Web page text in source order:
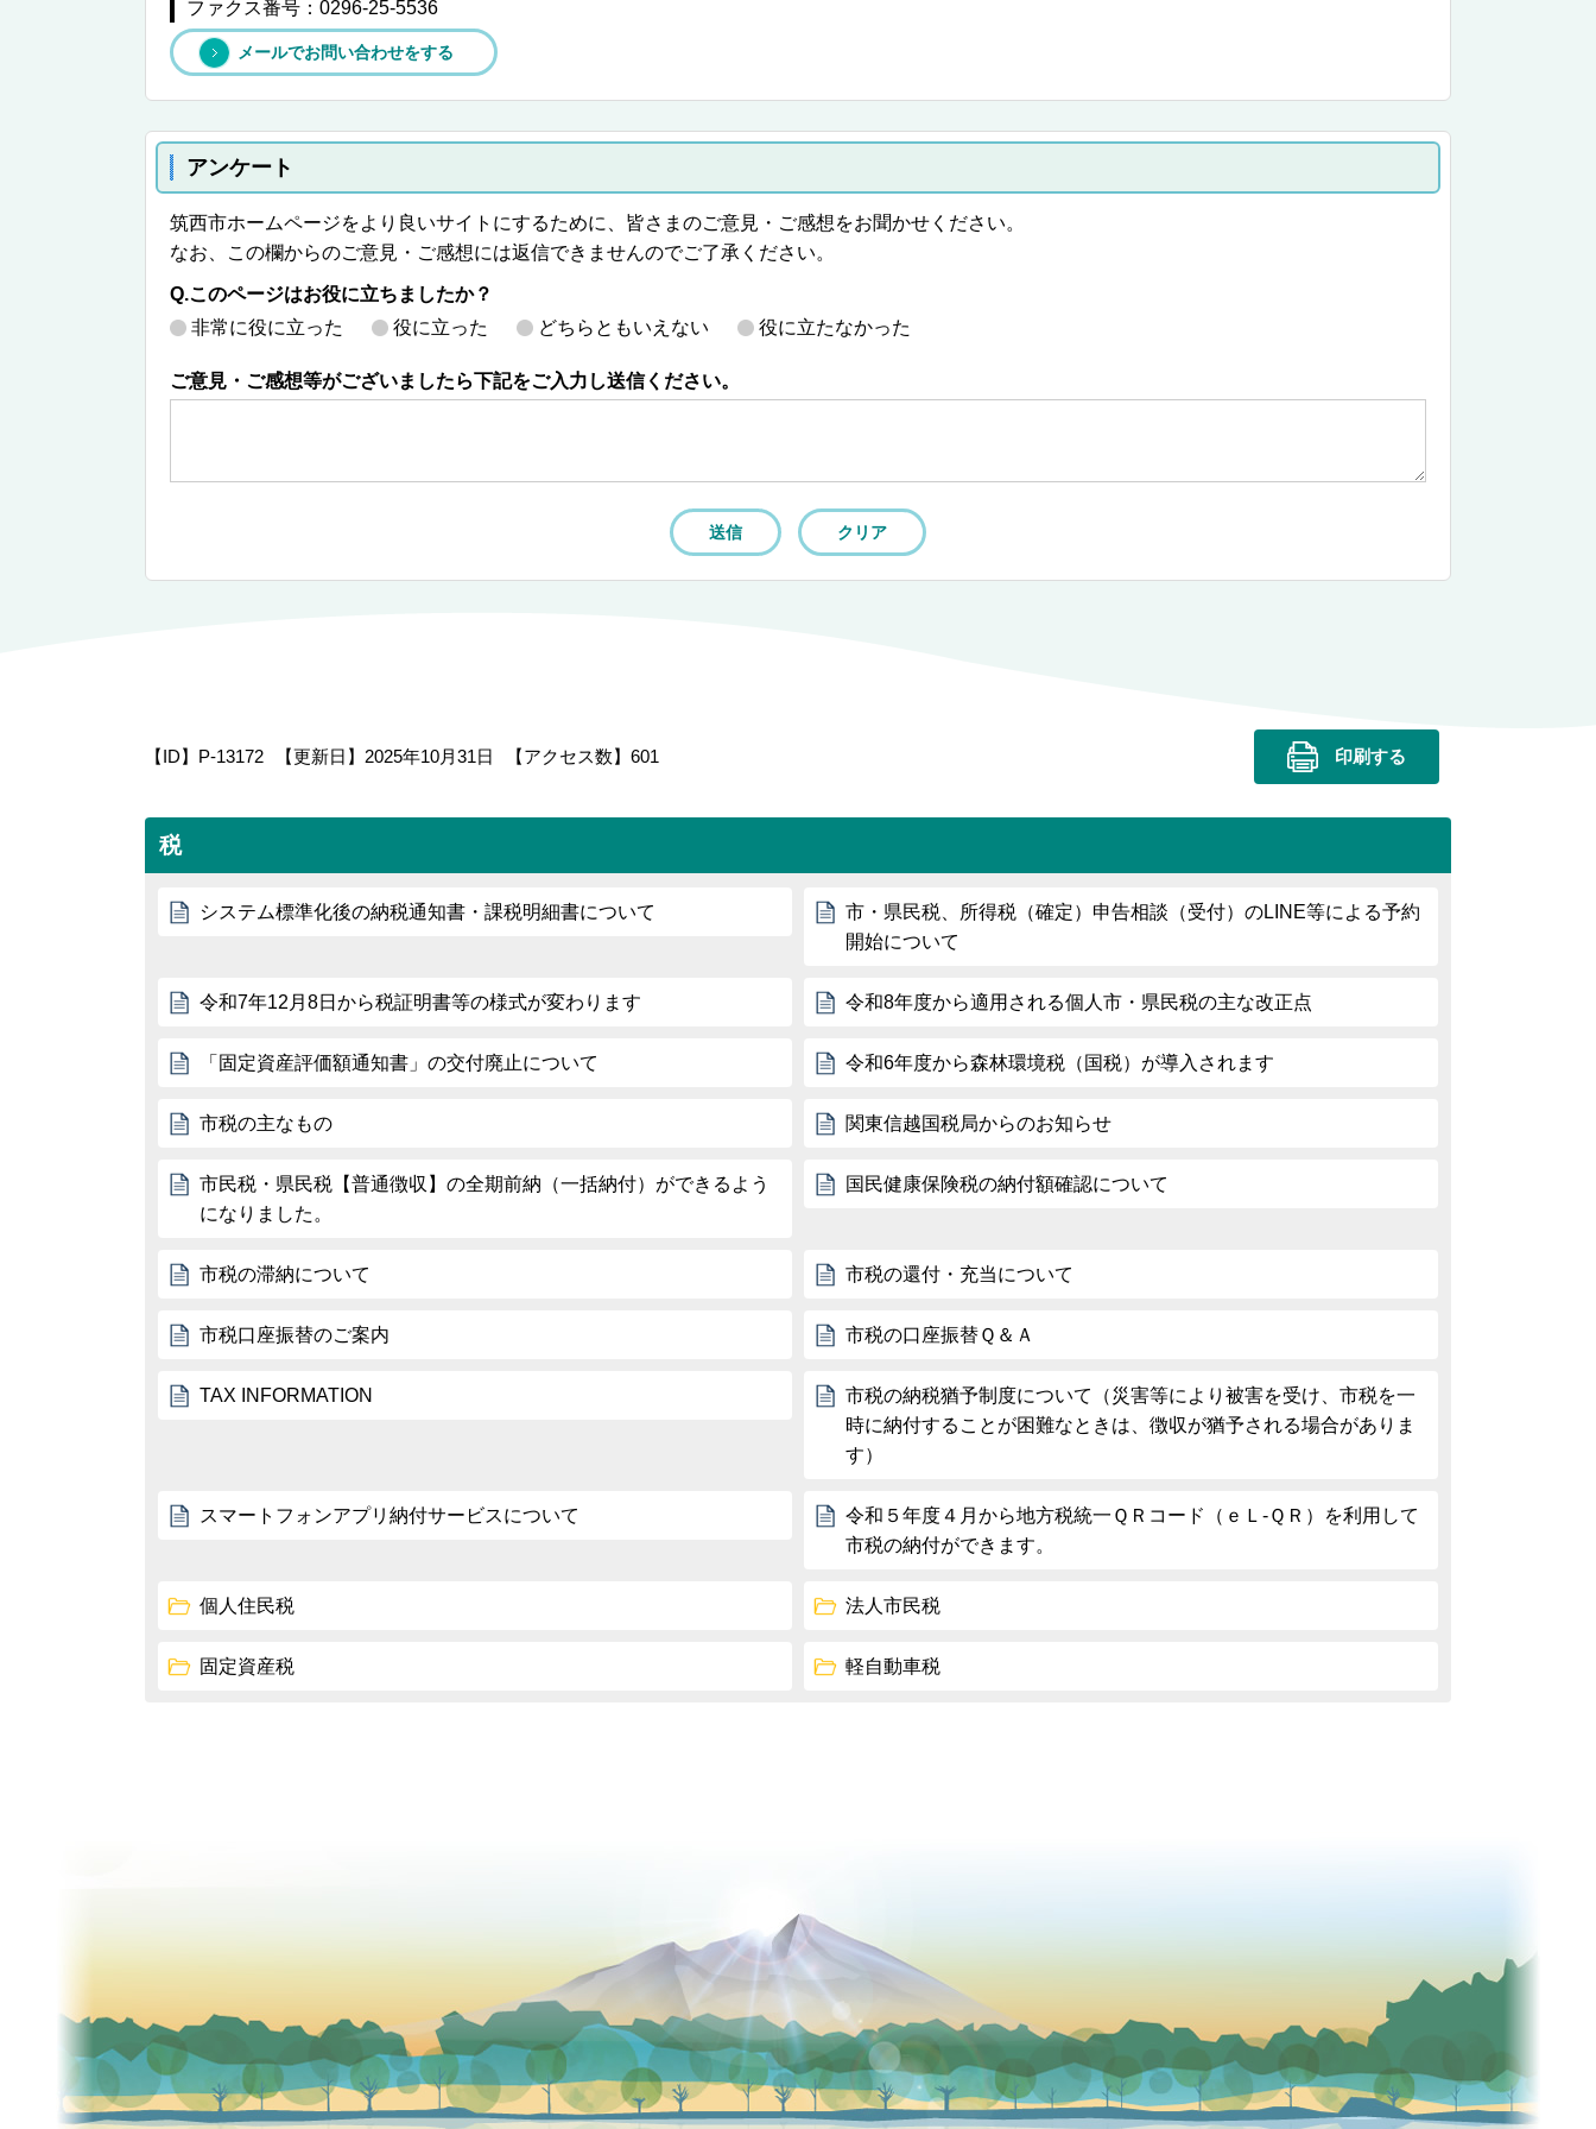
ファクス番号：0296-25-5536
メールでお問い合わせをする
アンケート
筑西市ホームページをより良いサイトにするために、皆さまのご意見・ご感想をお聞かせください。
なお、この欄からのご意見・ご感想には返信できませんのでご了承ください。
Q.このページはお役に立ちましたか？
非常に役に立った
役に立った どちらともいえない 役に立たなかった
ご意見・ご感想等がございましたら下記をご入力し送信ください。
【ID】 P-13172 【更新日】 2025年10月31日 【アクセス数】 601 印刷する
税
システム標準化後の納税通知書・課税明細書について
市・県民税、所得税（確定）申告相談（受付）のLINE等による予約
開始について
令和7年12月8日から税証明書等の様式が変わります 令和8年度から適用される個人市・県民税の主な改正点
「固定資産評価額通知書」の交付廃止について 令和6年度から森林環境税（国税）が導入されます
市税の主なもの 関東信越国税局からのお知らせ
市民税・県民税【普通徴収】の全期前納（一括納付）ができるよう
になりました。
国民健康保険税の納付額確認について
市税の滞納について 市税の還付・充当について
市税口座振替のご案内 市税の口座振替Ｑ＆Ａ
TAX INFORMATION
市税の納税猶予制度について（災害等により被害を受け、市税を一
時に納付することが困難なときは、徴収が猶予される場合がありま
す）
スマートフォンアプリ納付サービスについて
令和５年度４月から地方税統一ＱＲコード（ｅＬ-ＱＲ）を利用して
市税の納付ができます。
個人住民税 法人市民税
固定資産税 軽自動車税